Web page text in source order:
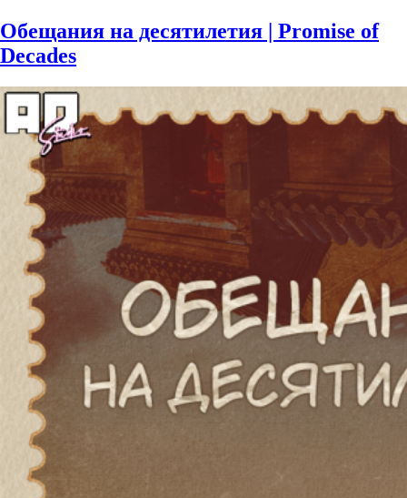
Обещания на десятилетия | Promise of
Decades